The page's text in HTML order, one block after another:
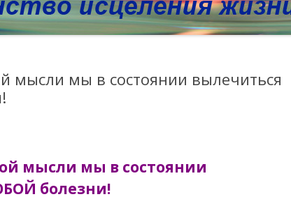
мысли мы в состоянии вылечиться
мысли мы в состоянии
болезни!